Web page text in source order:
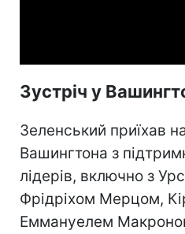
Зустріч у
Зеленський приїхав
Вашингтона з
лідерів, включно з
Фрідріхом Мерцом,
Еммануелем